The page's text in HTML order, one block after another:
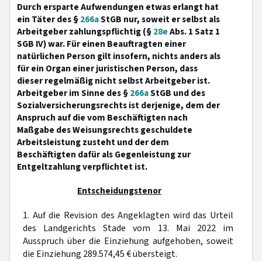
Durch ersparte Aufwendungen etwas erlangt hat
ein Täter des §266aStGB nur, soweit er selbst als
Arbeitgeber zahlungspflichtig (§28eAbs. 1 Satz 1
SGB IV) war. Für einen Beauftragten einer
natürlichen Person gilt insofern, nichts anders als
für ein Organ einer juristischen Person, dass
dieser regelmäßig nicht selbst Arbeitgeber ist.
Arbeitgeber im Sinne des §266aStGB und des
Sozialversicherungsrechts ist derjenige, dem der
Anspruch auf die vom Beschäftigten nach
Maßgabe des Weisungsrechts geschuldete
Arbeitsleistung zusteht und der dem
Beschäftigten dafür als Gegenleistung zur
Entgeltzahlung verpflichtet ist.
Entscheidungstenor
1. Auf die Revision des Angeklagten wird das Urteil
des Landgerichts Stade vom 13. Mai 2022 im
Ausspruch über die Einziehung aufgehoben, soweit
die Einziehung 289.574,45 € übersteigt.